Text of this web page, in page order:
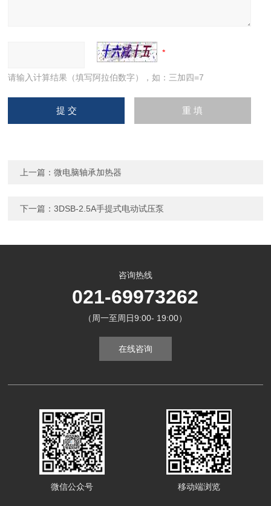
请输入计算结果（填写阿拉伯数字），如：三加四=7
上一篇：微电脑轴承加热器
下一篇：3DSB-2.5A手提式电动试压泵
咨询热线
021-69973262
（周一至周日9:00- 19:00）
在线咨询
微信公众号 移动端浏览